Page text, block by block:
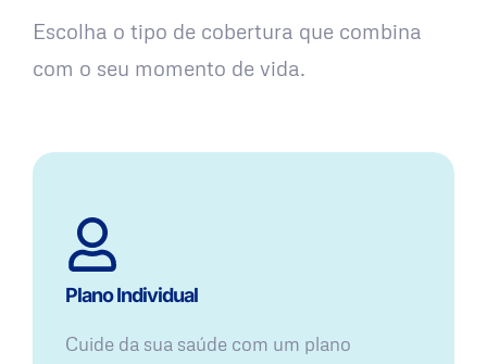
Escolha o tipo de cobertura que combina
com o seu momento de vida.
Plano Individual
Cuide da sua saúde com um plano